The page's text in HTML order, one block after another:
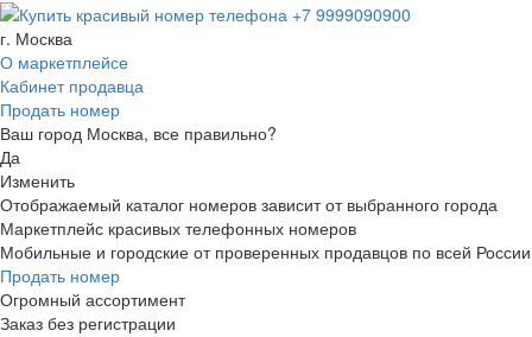
г. Москва
О маркетплейсе
Кабинет продавца
Продать номер
Ваш город Москва, все правильно?
Да
Изменить
Отображаемый каталог номеров зависит от выбранного города
Маркетплейс красивых телефонных номеров
Мобильные и городские от проверенных продавцов по всей России
Продать номер
Огромный ассортимент
Заказ без регистрации